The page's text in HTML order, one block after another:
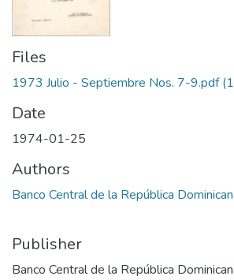
Files
1973 Julio - Septiembre Nos. 7-9.pdf
Date
1974-01-25
Authors
Banco Central de la República
Publisher
Banco Central de la República